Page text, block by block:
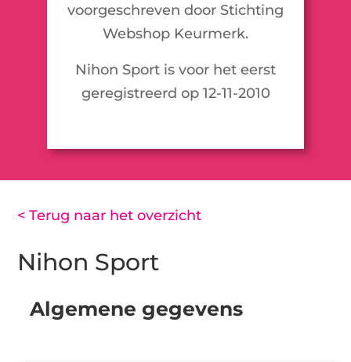
voorgeschreven door Stichting
Webshop Keurmerk.
Nihon Sport is voor het eerst
geregistreerd op 12-11-2010
< Terug naar het overzicht
Nihon Sport
Algemene gegevens